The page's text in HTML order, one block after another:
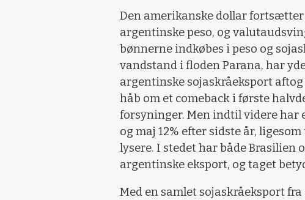
Den amerikanske dollar fortsætter
argentinske peso, og
bønnerne indkøbes i peso og
vandstand i floden Parana, har
argentinske sojaskråeksport
håb om et comeback i første
forsyninger. Men indtil videre har
og maj 12% efter sidste år,
lysere. I stedet har både Brasilien
argentinske eksport, og taget
Med en samlet sojaskråeksport